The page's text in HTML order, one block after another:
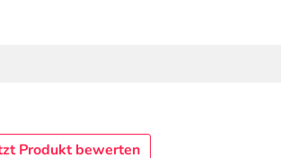
Produkt bewerten